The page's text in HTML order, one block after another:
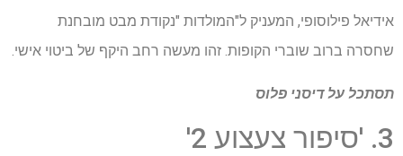
אידיאל פילוסופי, המעניק ל"המולדות "נקודת מבט מובחנת
שחסרה ברוב שוברי הקופות. זהו מעשה רחב היקף של ביטוי אישי.
תסתכל עלדיסני פלוס
3. 'סיפור צעצוע 2'